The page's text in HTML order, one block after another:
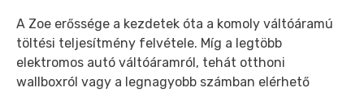
A Zoe erőssége a kezdetek óta a komoly váltóáramú
töltési teljesítmény felvétele. Míg a legtöbb
elektromos autó váltóáramról, tehát otthoni
wallboxról vagy a legnagyobb számban elérhető